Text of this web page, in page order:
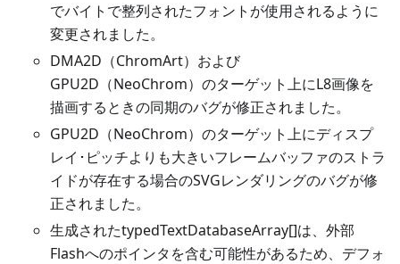
でバイトで整列されたフォントが使用されるように
変更されました。
DMA2D（ChromArt）および
GPU2D（NeoChrom）のターゲット上にL8画像を
描画するときの同期のバグが修正されました。
GPU2D（NeoChrom）のターゲット上にディスプ
レイ･ピッチよりも大きいフレームバッファのストラ
イドが存在する場合のSVGレンダリングのバグが修
正されました。
生成されたtypedTextDatabaseArray[]は、外部
Flashへのポインタを含む可能性があるため、デフォ